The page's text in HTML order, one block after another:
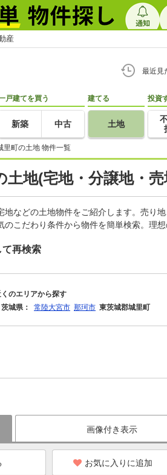
産
最近見
戸建てを買う
新築 中古
建てる
土地
投資
里町の土地 物件一覧
土地(宅地・分譲地・
などの土地物件をご紹介します。売り
こだわり条件から物件を簡単検索。理
て再検索
のエリアから探す
城県：
常陸大宮市 那珂市 東茨城郡城里町
画像付き表示
お気に入りに追加